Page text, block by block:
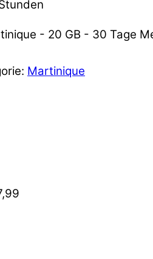
- 20 GB - 30 Tage
Martinique